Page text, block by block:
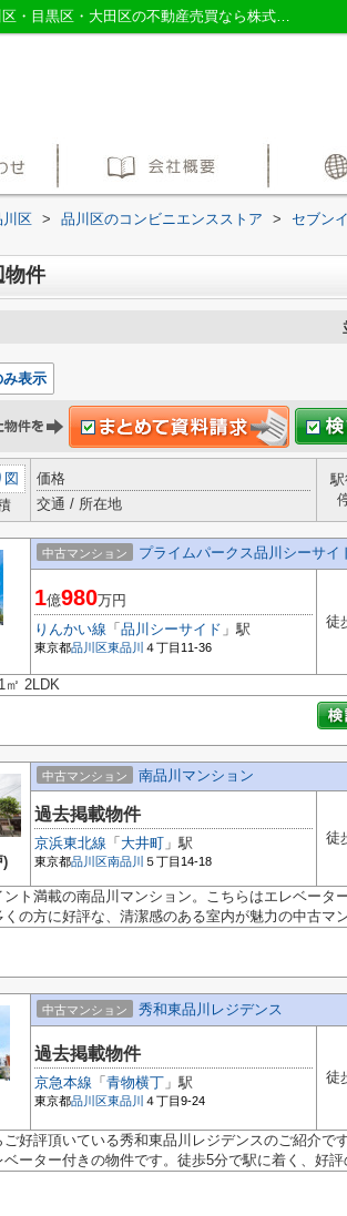
セブンイレブン 品川シーサイド店周辺の物件一覧｜品川区・目黒区・大田区の不動産売買なら株式会社三友社売買センター
川区 > 品川区のコンビニエンスストア > セブン
物件
み表示
図
価格
交通 / 所在地
駅
中古マンション プライムパークス品川シーサイ
1億980万円
りんかい線 「 品川シーサイド 」駅
東京都品川区東品川 ４丁目11-36
徒
㎡ 2LDK
)
中古マンション 南品川マンション
過去掲載物件
京浜東北線 「 大井町 」駅
東京都品川区南品川 ５丁目14-18
徒
ント満載の南品川マンション。こちらはエレベータ
くの方に好評な、清潔感のある室内が魅力の中古マ
中古マンション 秀和東品川レジデンス
過去掲載物件
京急本線 「 青物横丁 」駅
東京都品川区東品川 ４丁目9-24
徒
ご好評頂いている秀和東品川レジデンスのご紹介で
ベーター付きの物件です。徒歩5分で駅に着く、好